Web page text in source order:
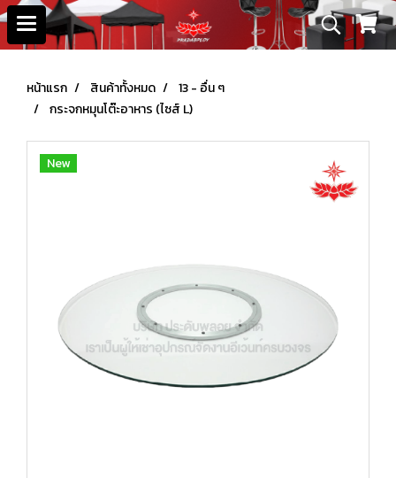
หน้าแรก สินค้าทั้งหมด
13 - อื่น ๆ
กระจกหมุนโต๊ะอาหาร (ไซส์ L)
New